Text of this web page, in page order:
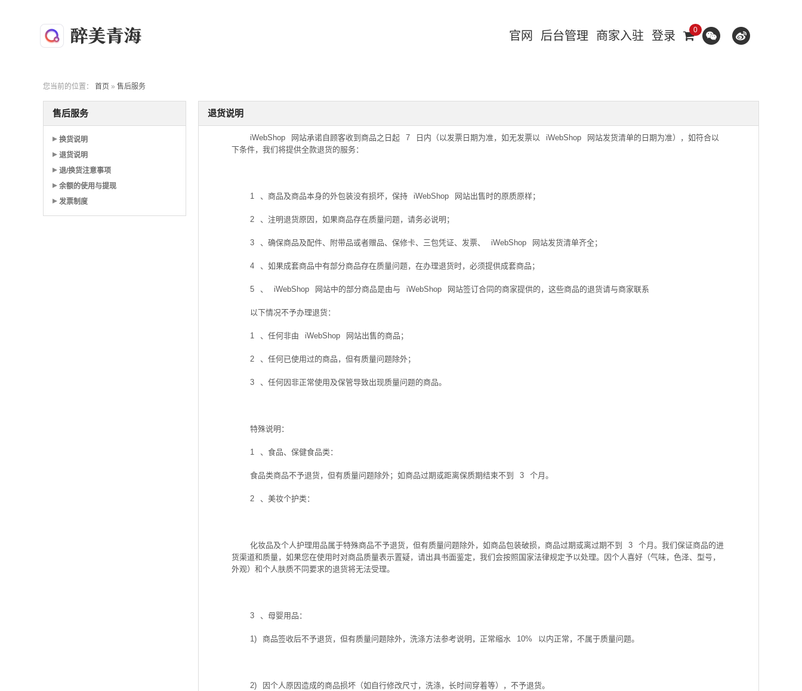
官网 后台管理 商家入驻 登录 0
您当前的位置： 首页 » 售后服务
退货说明
iWebShop 网站承诺自顾客收到商品之日起 7 日内（以发票日期为准，如无发票以 iWebShop
网站发货清单的日期为准），如符合以
下条件，我们将提供全款退货的服务：
1 、商品及商品本身的外包装没有损坏，保持 iWebShop 网站出售时的原质原样；
2 、注明退货原因，如果商品存在质量问题，请务必说明；
3 、确保商品及配件、附带品或者赠品、保修卡、三包凭证、发票、 iWebShop 网站发货清单齐全；
4 、如果成套商品中有部分商品存在质量问题，在办理退货时，必须提供成套商品；
5 、 iWebShop 网站中的部分商品是由与 iWebShop 网站签订合同的商家提供的，这些商品的退货请与商家联系
以下情况不予办理退货：
1 、任何非由 iWebShop 网站出售的商品；
2 、任何已使用过的商品，但有质量问题除外；
3 、任何因非正常使用及保管导致出现质量问题的商品。
特殊说明：
1 、食品、保健食品类：
食品类商品不予退货，但有质量问题除外；如商品过期或距离保质期结束不到 3 个月。
2 、美妆个护类：
化妆品及个人护理用品属于特殊商品不予退货，但有质量问题除外，如商品包装破损，商品过期或离过期不到 3
个月。我们保证商品的进
货渠道和质量，如果您在使用时对商品质量表示置疑，请出具书面鉴定，我们会按照国家法律规定予以处理。因个人喜好（气味，色泽、型号，
外观）和个人肤质不同要求的退货将无法受理。
3 、母婴用品：
1) 商品签收后不予退货，但有质量问题除外，洗涤方法参考说明，正常缩水 10% 以内正常，不属于质量问题。
2) 因个人原因造成的商品损坏（如自行修改尺寸，洗涤，长时间穿着等），不予退货。
售后服务
换货说明
退货说明
退/换货注意事项
余额的使用与提现
发票制度